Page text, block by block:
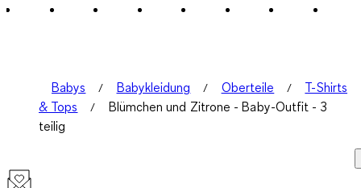
Bewertungen.
Babys Babykleidung Oberteile
T-Shirts
& Tops
Blümchen und Zitrone - Baby-Outfit - 3
teilig